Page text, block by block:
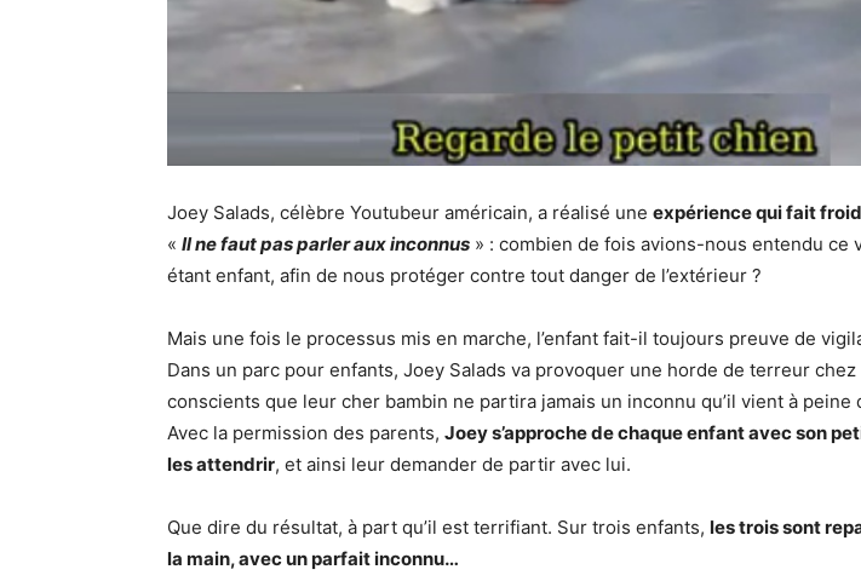
Joey Salads, célèbre Youtubeur américain, a réalisé une expérience qui fait
« Il ne faut pas parler aux inconnus » : combien de fois avions-nous entendu ce
étant enfant, afin de nous protéger contre tout danger de l’extérieur ?
Mais une fois le processus mis en marche, l’enfant fait-il toujours preuve de
Dans un parc pour enfants, Joey Salads va provoquer une horde de terreur
conscients que leur cher bambin ne partira jamais un inconnu qu’il vient à peine
Avec la permission des parents, Joey s’approche de chaque enfant avec son
les attendrir, et ainsi leur demander de partir avec lui.
Que dire du résultat, à part qu’il est terrifiant. Sur trois enfants, les trois sont
la main, avec un parfait inconnu…